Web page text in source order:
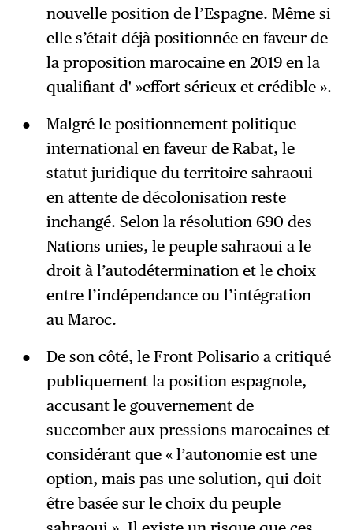
nouvelle position de l’Espagne. Même si
elle s’était déjà positionnée en faveur de
la proposition marocaine en 2019 en la
qualifiant d' »effort sérieux et crédible ».
Malgré le positionnement politique
international en faveur de Rabat, le
statut juridique du territoire sahraoui
en attente de décolonisation reste
inchangé. Selon la résolution 690 des
Nations unies, le peuple sahraoui a le
droit à l’autodétermination et le choix
entre l’indépendance ou l’intégration
au Maroc.
De son côté, le Front Polisario a critiqué
publiquement la position espagnole,
accusant le gouvernement de
succomber aux pressions marocaines et
considérant que « l’autonomie est une
option, mais pas une solution, qui doit
être basée sur le choix du peuple